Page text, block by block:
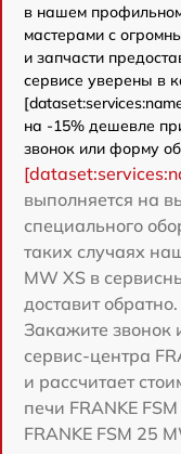
в нашем
мастерами с
и запчасти
сервисе уверены в
на -15% дешевле
звонок или форму
выполняется на
специального
таких случаях
MW XS в
доставит обратно.
Закажите звонок
сервис-центра
и рассчитает
печи FRANKE
FRANKE FSM 25